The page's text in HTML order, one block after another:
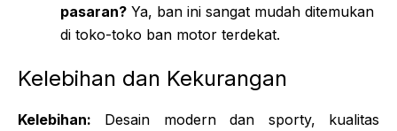
pasaran? Ya, ban ini sangat mudah ditemukan
di toko-toko ban motor terdekat.
Kelebihan dan Kekurangan
Kelebihan: Desain modern dan sporty, kualitas